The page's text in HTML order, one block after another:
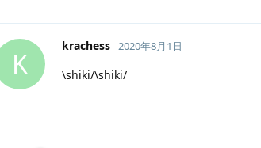
K
krachess 2020年8月1日
\shiki/\shiki/